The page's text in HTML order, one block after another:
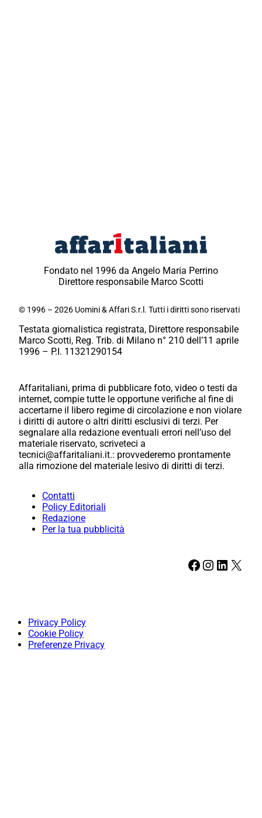
Fondato nel 1996 da Angelo Maria Perrino
Direttore responsabile Marco Scotti
© 1996 – 2026 Uomini & Affari S.r.l. Tutti i diritti sono riservati
Testata giornalistica registrata, Direttore responsabile
Marco Scotti, Reg. Trib. di Milano n° 210 dell’11 aprile
1996 – P.I. 11321290154
Affaritaliani, prima di pubblicare foto, video o testi da
internet, compie tutte le opportune verifiche al fine di
accertarne il libero regime di circolazione e non violare
i diritti di autore o altri diritti esclusivi di terzi. Per
segnalare alla redazione eventuali errori nell’uso del
materiale riservato, scriveteci a
tecnici@affaritaliani.it.: provvederemo prontamente
alla rimozione del materiale lesivo di diritti di terzi.
Contatti
Policy Editoriali
Redazione
Per la tua pubblicità
Facebook Instagram LinkedIn X
Privacy Policy
Cookie Policy
Preferenze Privacy